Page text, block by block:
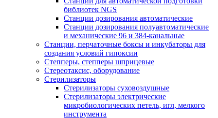
библиотек NGS
Станции дозирования автоматические
Станции дозирования полуавтоматические
и механические 96 и 384-канальные
Станции, перчаточные боксы и инкубаторы для
создания условий гипоксии
Степперы, степперы шприцевые
Стереотаксис, оборудование
Стерилизаторы
Стерилизаторы суховоздушные
Стерилизаторы электрические
микробиологических петель, игл, мелкого
инструмента